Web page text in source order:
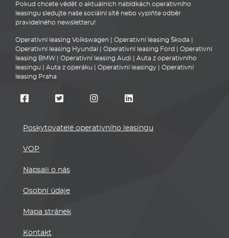
Pokud chcete vědět o aktuálních nabídkách operativního
leasingu sledujte naše sociální sítě nebo vyplňte odběr
pravidelného newsletteru!
Operativní leasing Volkswagen Operativní leasing Škoda
Operativní leasing Hyundai
Operativní leasing Ford
Operativní
leasing BMW
Operativní leasing Audi
Auta z operativního
leasingu
Auta z operáku Operativní leasingy
Operativní
leasing Praha
Poskytovatelé operativního leasingu
VOP
Napsali o nás
Osobní údaje
Mapa stránek
Kontakt